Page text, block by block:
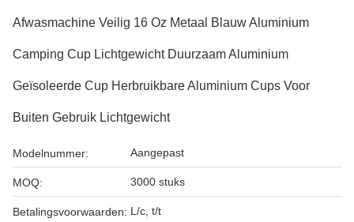
Afwasmachine Veilig 16 Oz Metaal Blauw Aluminium
Camping Cup Lichtgewicht Duurzaam Aluminium
Geïsoleerde Cup Herbruikbare Aluminium Cups Voor
Buiten Gebruik Lichtgewicht
Modelnummer: Aangepast
MOQ: 3000 stuks
Betalingsvoorwaarden: L/c, t/t